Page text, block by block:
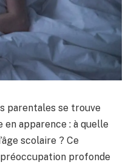
parentales se trouve
apparence : à quelle
scolaire ? Ce
profonde